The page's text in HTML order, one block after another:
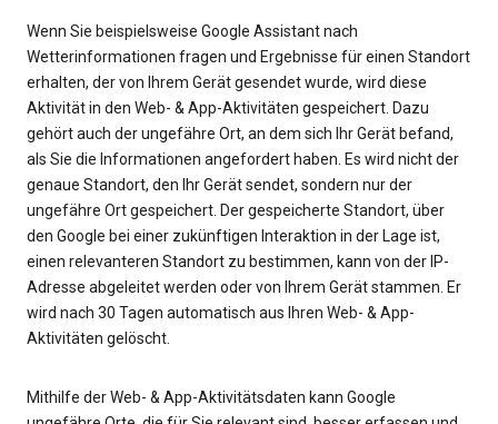
Wenn Sie beispielsweise Google Assistant nach
Wetterinformationen fragen und Ergebnisse für einen Standort
erhalten, der von Ihrem Gerät gesendet wurde, wird diese
Aktivität in den Web- & App-Aktivitäten gespeichert. Dazu
gehört auch der ungefähre Ort, an dem sich Ihr Gerät befand,
als Sie die Informationen angefordert haben. Es wird nicht der
genaue Standort, den Ihr Gerät sendet, sondern nur der
ungefähre Ort gespeichert. Der gespeicherte Standort, über
den Google bei einer zukünftigen Interaktion in der Lage ist,
einen relevanteren Standort zu bestimmen, kann von der IP-
Adresse abgeleitet werden oder von Ihrem Gerät stammen. Er
wird nach 30 Tagen automatisch aus Ihren Web- & App-
Aktivitäten gelöscht.
Mithilfe der Web- & App-Aktivitätsdaten kann Google